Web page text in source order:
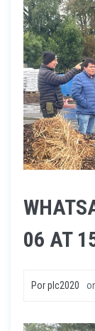
06 AT
Porplc2020